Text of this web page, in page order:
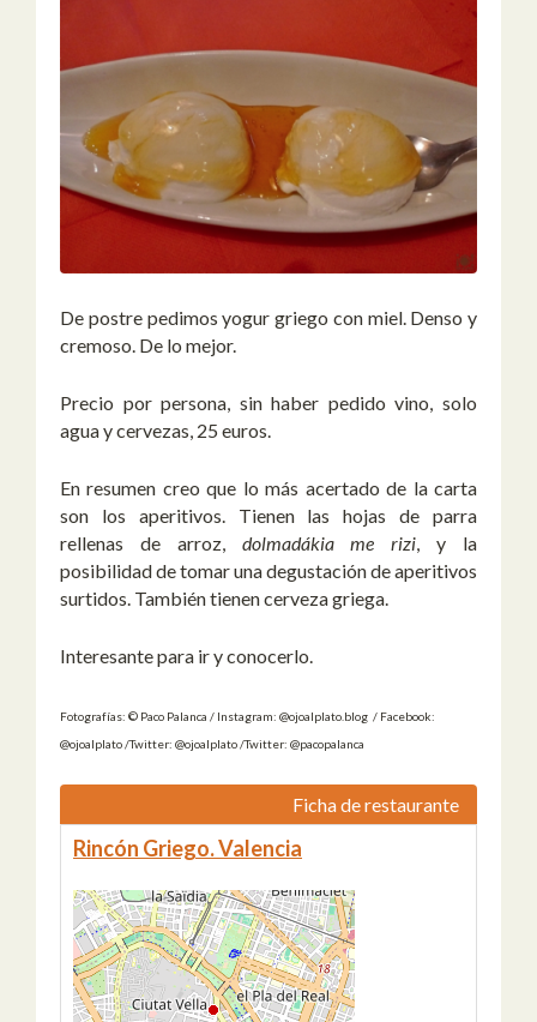
De postre pedimos yogur griego con miel. Denso y
cremoso. De lo mejor.
Precio por persona, sin haber pedido vino, solo
agua y cervezas, 25 euros.
En resumen creo que lo más acertado de la carta
son los aperitivos. Tienen las hojas de parra
rellenas de arroz, dolmadákia me rizi , y la
posibilidad de tomar una degustación de aperitivos
surtidos. También tienen cerveza griega.
Interesante para ir y conocerlo.
Fotografías: © Paco Palanca / Instagram: @ojoalplato.blog / Facebook:
@ojoalplato /Twitter: @ojoalplato /Twitter: @pacopalanca
Ficha de restaurante
Rincón Griego. Valencia